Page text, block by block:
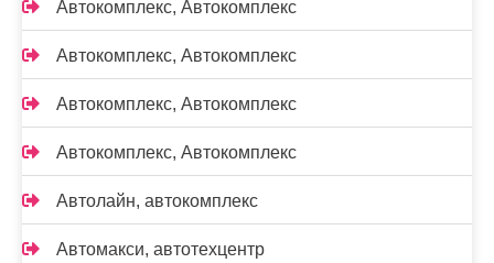
Автокомплекс, Автокомплекс
Автокомплекс, Автокомплекс
Автокомплекс, Автокомплекс
Автокомплекс, Автокомплекс
Автолайн, автокомплекс
Автомакси, автотехцентр